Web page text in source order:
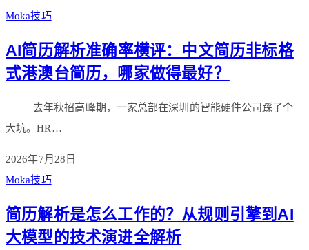
Moka技巧
AI简历解析准确率横评：中文简历非标格
式港澳台简历，哪家做得最好？
去年秋招高峰期，一家总部在深圳的智能硬件公司踩了个
大坑。HR…
2026年7月28日
Moka技巧
简历解析是怎么工作的？从规则引擎到AI
大模型的技术演进全解析